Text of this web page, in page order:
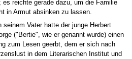
es reichte gerade dazu, um die Familie
in Armut absinken zu lassen.
seinem Vater hatte der junge Herbert
("Bertie", wie er genannt wurde) einen
zum Lesen geerbt, dem er sich nach
in dem Literarischen Institut und